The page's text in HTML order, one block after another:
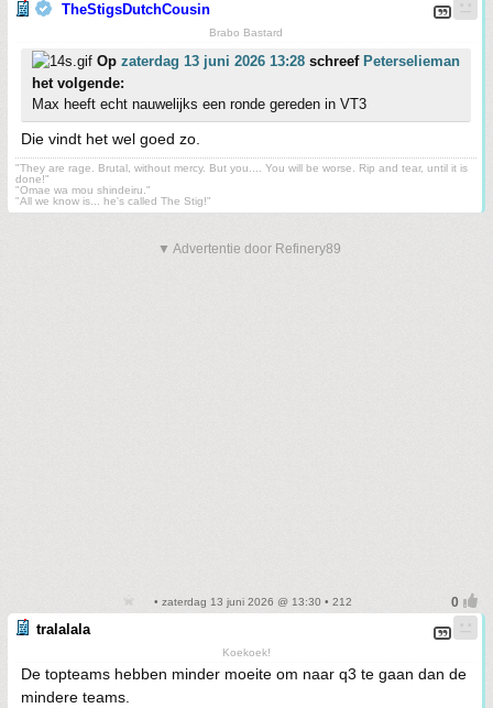
TheStigsDutchCousin
Brabo Bastard
Op zaterdag 13 juni 2026 13:28 schreef Peterselieman
het volgende:
Max heeft echt nauwelijks een ronde gereden in VT3
Die vindt het wel goed zo.
"They are rage. Brutal, without mercy. But you.... You will be worse. Rip and tear, until it is
done!"
"Omae wa mou shindeiru."
"All we know is... he's called The Stig!"
▼ Advertentie door Refinery89
• zaterdag 13 juni 2026 @ 13:30 • 212
tralalala
Koekoek!
De topteams hebben minder moeite om naar q3 te gaan dan de
mindere teams.